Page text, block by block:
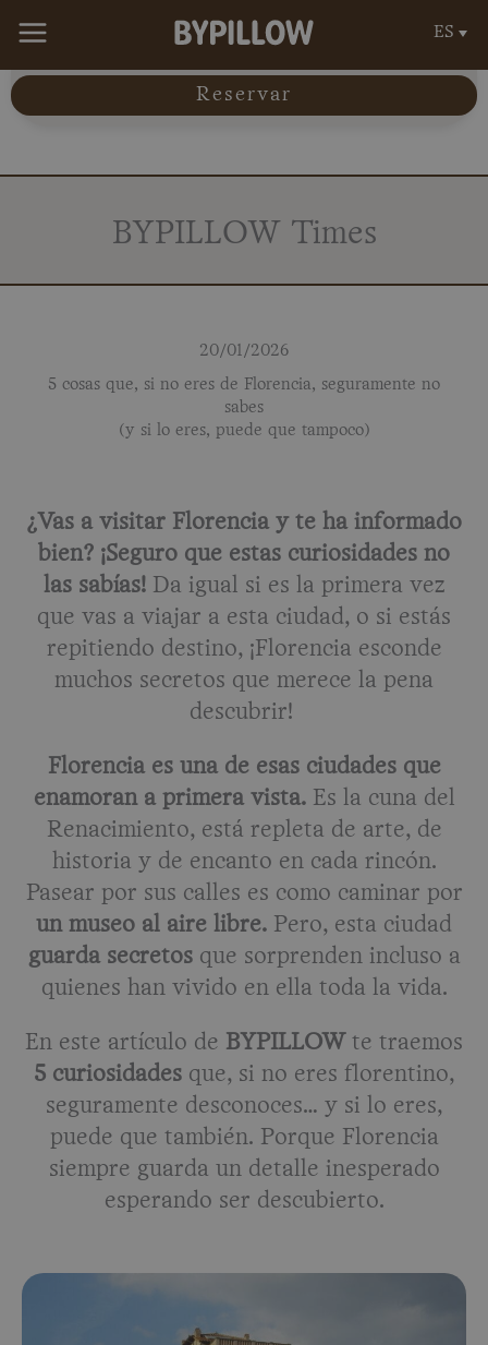
ES
Reservar
BYPILLOW Times
20/01/2026
5 cosas que, si no eres de Florencia, seguramente no
sabes
(y si lo eres, puede que tampoco)
¿Vas a visitar Florencia y te ha informado
bien? ¡Seguro que estas curiosidades no
las sabías!Da igual si es la primera vez
que vas a viajar a esta ciudad, o si estás
repitiendo destino, ¡Florencia esconde
muchos secretos que merece la pena
descubrir!
Florencia es una de esas ciudades que
enamoran a primera vista.Es la cuna del
Renacimiento, está repleta de arte, de
historia y de encanto en cada rincón.
Pasear por sus calles es como caminar por
un museo al aire libre. Pero, esta ciudad
guarda secretosque sorprenden incluso a
quienes han vivido en ella toda la vida.
En este artículo de BYPILLOW te traemos
5 curiosidades que, si no eres florentino,
seguramente desconoces… y si lo eres,
puede que también. Porque Florencia
siempre guarda un detalle inesperado
esperando ser descubierto.